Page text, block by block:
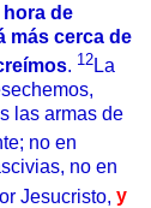
de
más cerca de
. 12 La
las armas de
no en
no en
Jesucristo, y